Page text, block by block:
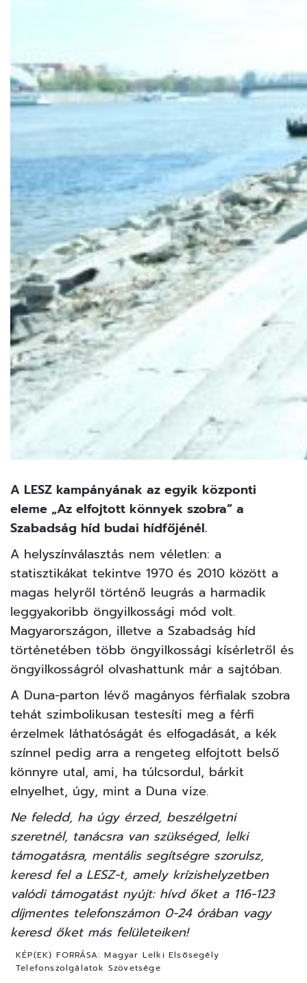
A LESZ kampányának az egyik központi
eleme „Az elfojtott könnyek szobra” a
Szabadság híd budai hídfőjénél.
A helyszínválasztás nem véletlen: a
statisztikákat tekintve 1970 és 2010 között a
magas helyről történő leugrás a harmadik
leggyakoribb öngyilkossági mód volt.
Magyarországon, illetve a Szabadság híd
történetében több öngyilkossági kísérletről és
öngyilkosságról olvashattunk már a sajtóban.
A Duna-parton lévő magányos férfialak szobra
tehát szimbolikusan testesíti meg a férfi
érzelmek láthatóságát és elfogadását, a kék
színnel pedig arra a rengeteg elfojtott belső
könnyre utal, ami, ha túlcsordul, bárkit
elnyelhet, úgy, mint a Duna vize.
Ne feledd, ha úgy érzed, beszélgetni
szeretnél, tanácsra van szükséged, lelki
támogatásra, mentális segítségre szorulsz,
keresd fel a LESZ-t, amely krízishelyzetben
valódi támogatást nyújt: hívd őket a 116-123
díjmentes telefonszámon 0-24 órában vagy
keresd őket más felületeiken!
KÉP(EK) FORRÁSA: Magyar Lelki Elsősegély
Telefonszolgálatok Szövetsége